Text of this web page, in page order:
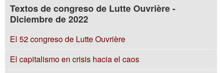
Textos de congreso de Lutte Ouvrière -
Diciembre de 2022
El 52 congreso de Lutte Ouvrière
El capitalismo en crisis hacia el caos